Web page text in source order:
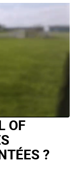
OF
?